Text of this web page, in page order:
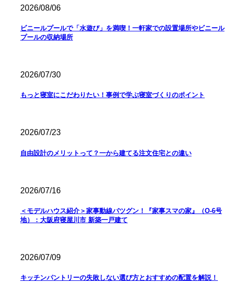
2026/08/06
ビニールプールで「水遊び」を満喫！一軒家での設置場所やビニール
プールの収納場所
2026/07/30
もっと寝室にこだわりたい！事例で学ぶ寝室づくりのポイント
2026/07/23
自由設計のメリットって？一から建てる注文住宅との違い
2026/07/16
＜モデルハウス紹介＞家事動線バツグン！『家事スマの家』（O-6号
地）：大阪府寝屋川市 新築一戸建て
2026/07/09
キッチンパントリーの失敗しない選び方とおすすめの配置を解説！